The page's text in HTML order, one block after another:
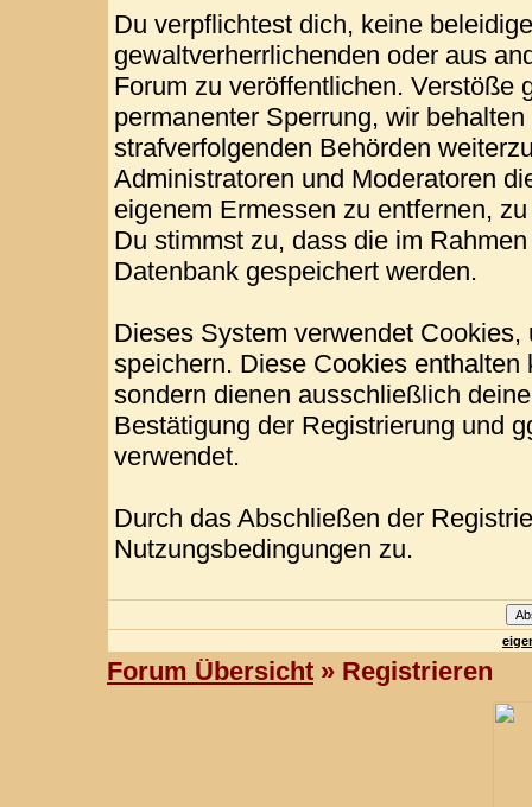
Du verpflichtest dich, keine
gewaltverherrlichenden oder aus
Forum zu veröffentlichen. Verstöße
permanenter Sperrung, wir
strafverfolgenden Behörden
Administratoren und Moderatoren
eigenem Ermessen zu entfernen,
Du stimmst zu, dass die im
Datenbank gespeichert werden.
Dieses System verwendet
speichern. Diese Cookies
sondern dienen ausschließlich
Bestätigung der Registrierung und
verwendet.
Durch das Abschließen der
Nutzungsbedingungen zu.
Forum Übersicht » Registrieren